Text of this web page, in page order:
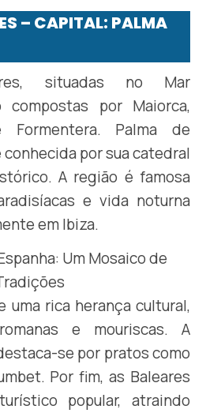
– CAPITAL: PALMA
situadas no Mar
compostas por Maiorca,
Formentera. Palma de
conhecida por sua catedral
A região é famosa
e vida noturna
em Ibiza.
uma rica herança cultural,
e mouriscas. A
se por pratos como
Por fim, as Baleares
popular, atraindo